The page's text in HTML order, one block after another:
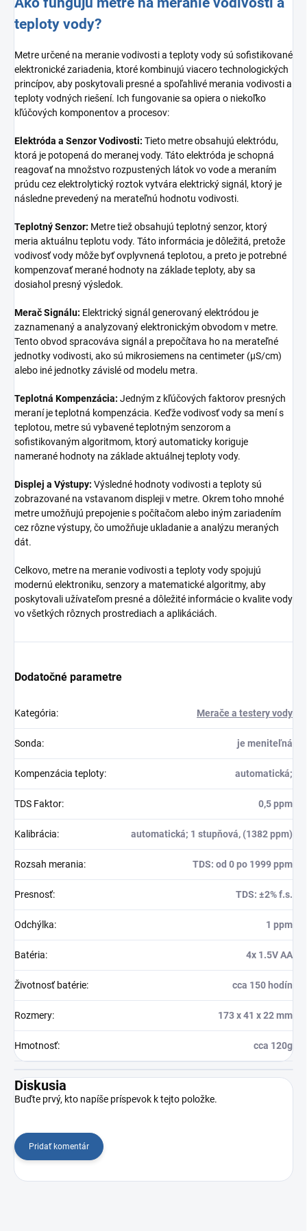
teploty vody?
Metre určené na meranie vodivosti a teploty vody sú sofistikované
elektronické zariadenia, ktoré kombinujú viacero technologických
princípov, aby poskytovali presné a spoľahlivé merania vodivosti a
teploty vodných riešení. Ich fungovanie sa opiera o niekoľko
kľúčových komponentov a procesov:
Elektróda a Senzor Vodivosti: Tieto metre obsahujú elektródu,
ktorá je potopená do meranej vody. Táto elektróda je schopná
reagovať na množstvo rozpustených látok vo vode a meraním
prúdu cez elektrolytický roztok vytvára elektrický signál, ktorý je
následne prevedený na merateľnú hodnotu vodivosti.
Teplotný Senzor: Metre tiež obsahujú teplotný senzor, ktorý
meria aktuálnu teplotu vody. Táto informácia je dôležitá, pretože
vodivosť vody môže byť ovplyvnená teplotou, a preto je potrebné
kompenzovať merané hodnoty na základe teploty, aby sa
dosiahol presný výsledok.
Merač Signálu: Elektrický signál generovaný elektródou je
zaznamenaný a analyzovaný elektronickým obvodom v metre.
Tento obvod spracováva signál a prepočítava ho na merateľné
jednotky vodivosti, ako sú mikrosiemens na centimeter (μS/cm)
alebo iné jednotky závislé od modelu metra.
Teplotná Kompenzácia: Jedným z kľúčových faktorov presných
meraní je teplotná kompenzácia. Keďže vodivosť vody sa mení s
teplotou, metre sú vybavené teplotným senzorom a
sofistikovaným algoritmom, ktorý automaticky koriguje
namerané hodnoty na základe aktuálnej teploty vody.
Displej a Výstupy: Výsledné hodnoty vodivosti a teploty sú
zobrazované na vstavanom displeji v metre. Okrem toho mnohé
metre umožňujú prepojenie s počítačom alebo iným zariadením
cez rôzne výstupy, čo umožňuje ukladanie a analýzu meraných
dát.
Celkovo, metre na meranie vodivosti a teploty vody spojujú
modernú elektroniku, senzory a matematické algoritmy, aby
poskytovali užívateľom presné a dôležité informácie o kvalite vody
vo všetkých rôznych prostrediach a aplikáciách.
Dodatočné parametre
Kategória: Merače a testery vody
Sonda: je meniteľná
Kompenzácia teploty: automatická;
TDS Faktor: 0,5 ppm
Kalibrácia: automatická; 1 stupňová, (1382 ppm)
Rozsah merania: TDS: od 0 po 1999 ppm
Presnosť: TDS: ±2% f.s.
Odchýlka: 1 ppm
Batéria: 4x 1.5V AA
Životnosť batérie: cca 150 hodín
Rozmery: 173 x 41 x 22 mm
Hmotnosť: cca 120g
Diskusia
Buďte prvý, kto napíše príspevok k tejto položke.
Pridať komentár